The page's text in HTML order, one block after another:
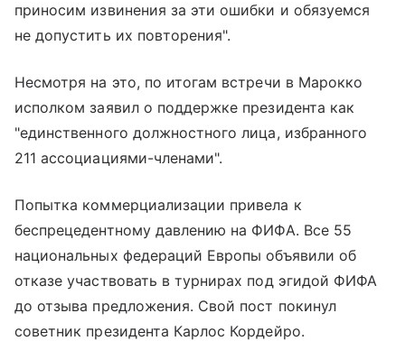
приносим извинения за эти ошибки и обязуемся
не допустить их повторения".
Несмотря на это, по итогам встречи в Марокко
исполком заявил о поддержке президента как
"единственного должностного лица, избранного
211 ассоциациями-членами".
Попытка коммерциализации привела к
беспрецедентному давлению на ФИФА. Все 55
национальных федераций Европы объявили об
отказе участвовать в турнирах под эгидой ФИФА
до отзыва предложения. Свой пост покинул
советник президента Карлос Кордейро.